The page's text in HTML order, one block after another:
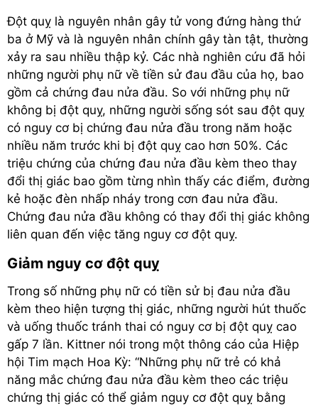
Đột quỵ là nguyên nhân gây tử vong đứng hàng thứ
ba ở Mỹ và là nguyên nhân chính gây tàn tật, thường
xảy ra sau nhiều thập kỷ. Các nhà nghiên cứu đã hỏi
những người phụ nữ về tiền sử đau đầu của họ, bao
gồm cả chứng đau nửa đầu. So với những phụ nữ
không bị đột quỵ, những người sống sót sau đột quỵ
có nguy cơ bị chứng đau nửa đầu trong năm hoặc
nhiều năm trước khi bị đột quỵ cao hơn 50%. Các
triệu chứng của chứng đau nửa đầu kèm theo thay
đổi thị giác bao gồm từng nhìn thấy các điểm, đường
kẻ hoặc đèn nhấp nháy trong cơn đau nửa đầu.
Chứng đau nửa đầu không có thay đổi thị giác không
liên quan đến việc tăng nguy cơ đột quỵ.
Giảm nguy cơ đột quỵ
Trong số những phụ nữ có tiền sử bị đau nửa đầu
kèm theo hiện tượng thị giác, những người hút thuốc
và uống thuốc tránh thai có nguy cơ bị đột quỵ cao
gấp 7 lần. Kittner nói trong một thông cáo của Hiệp
hội Tim mạch Hoa Kỳ: “Những phụ nữ trẻ có khả
năng mắc chứng đau nửa đầu kèm theo các triệu
chứng thị giác có thể giảm nguy cơ đột quỵ bằng